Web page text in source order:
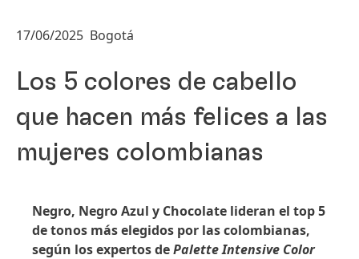
17/06/2025 Bogotá
Los 5 colores de cabello
que hacen más felices a las
mujeres colombianas
Negro, Negro Azul y Chocolate lideran el top 5
de tonos más elegidos por las colombianas,
según los expertos dePalette Intensive Color